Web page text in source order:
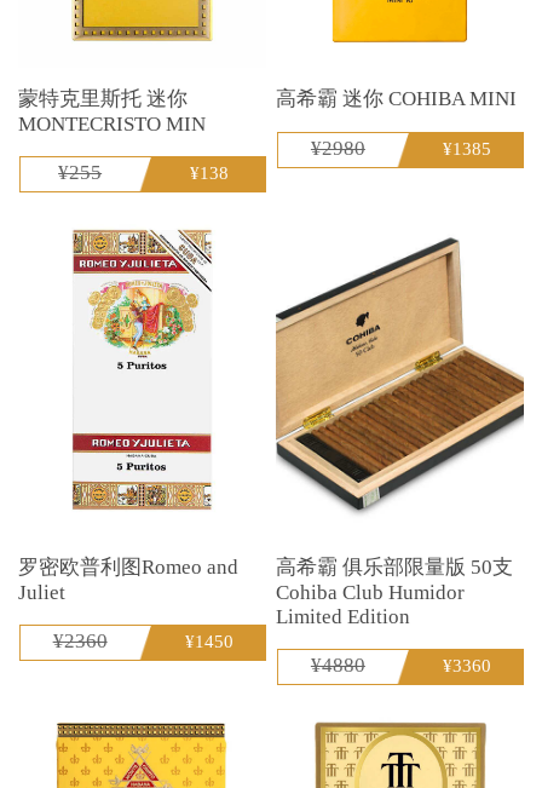
蒙特克里斯托 迷你
MONTECRISTO MIN
¥255 ¥138
高希霸 迷你 COHIBA MINI
¥2980 ¥1385
罗密欧普利图Romeo and
Juliet
¥2360 ¥1450
高希霸 俱乐部限量版 50支
Cohiba Club Humidor
Limited Edition
¥4880 ¥3360